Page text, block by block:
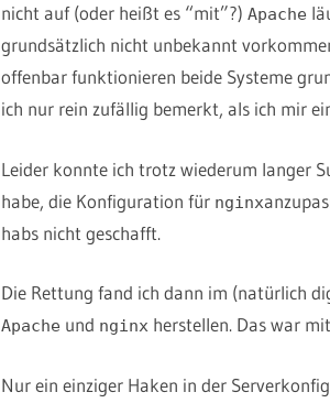
nicht auf (oder heißt es “mit”?) Apache
grundsätzlich nicht unbekannt
offenbar funktionieren beide Systeme
ich nur rein zufällig bemerkt, als ich mir
Leider konnte ich trotz wiederum langer
habe, die Konfiguration für nginx
habs nicht geschafft.
Die Rettung fand ich dann im (natürlich
Apacheund nginx herstellen. Das war
Nur ein einziger Haken in der